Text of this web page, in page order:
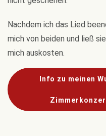
Nachdem ich das Lied
mich von beiden und ließ
mich auskosten.
Info zu meinen